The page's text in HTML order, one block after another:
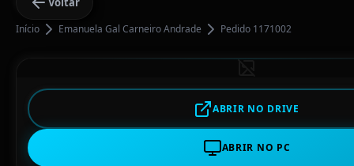
Início Emanuela Gal Carneiro Andrade Pedido 1171002
ABRIR NO DRIVE
ABRIR NO PC